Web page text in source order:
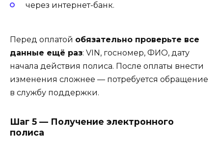
через интернет-банк.
Перед оплатой обязательно проверьте все
данные ещё раз: VIN, госномер, ФИО, дату
начала действия полиса. После оплаты внести
изменения сложнее — потребуется обращение
в службу поддержки.
Шаг 5 — Получение электронного
полиса